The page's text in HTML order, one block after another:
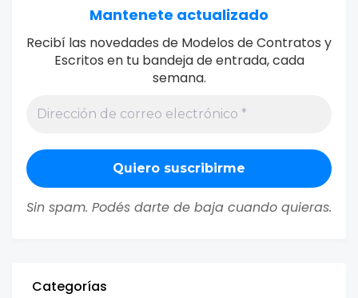
Mantenete actualizado
Recibí las novedades de Modelos de Contratos y
Escritos en tu bandeja de entrada, cada
semana.
Sin spam. Podés darte de baja cuando quieras.
Categorías